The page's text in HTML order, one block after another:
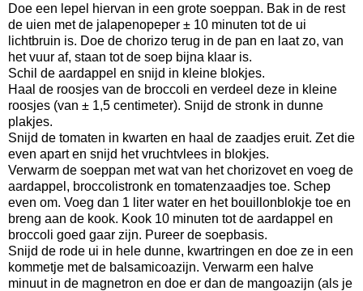
Doe een lepel hiervan in een grote soeppan. Bak in de rest
de uien met de jalapenopeper ± 10 minuten tot de ui
lichtbruin is. Doe de chorizo terug in de pan en laat zo, van
het vuur af, staan tot de soep bijna klaar is.
Schil de aardappel en snijd in kleine blokjes.
Haal de roosjes van de broccoli en verdeel deze in kleine
roosjes (van ± 1,5 centimeter). Snijd de stronk in dunne
plakjes.
Snijd de tomaten in kwarten en haal de zaadjes eruit. Zet die
even apart en snijd het vruchtvlees in blokjes.
Verwarm de soeppan met wat van het chorizovet en voeg de
aardappel, broccolistronk en tomatenzaadjes toe. Schep
even om. Voeg dan 1 liter water en het bouillonblokje toe en
breng aan de kook. Kook 10 minuten tot de aardappel en
broccoli goed gaar zijn. Pureer de soepbasis.
Snijd de rode ui in hele dunne, kwartringen en doe ze in een
kommetje met de balsamicoazijn. Verwarm een halve
minuut in de magnetron en doe er dan de mangoazijn (als je